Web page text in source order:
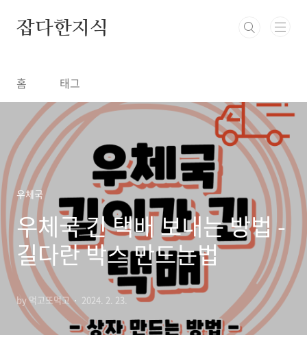
잡다한지식
홈 태그
우체국
우체국 긴 택배 보내는 방법 -
길다란 박스 만드는법
by 먹고또먹고 2024. 2. 23.